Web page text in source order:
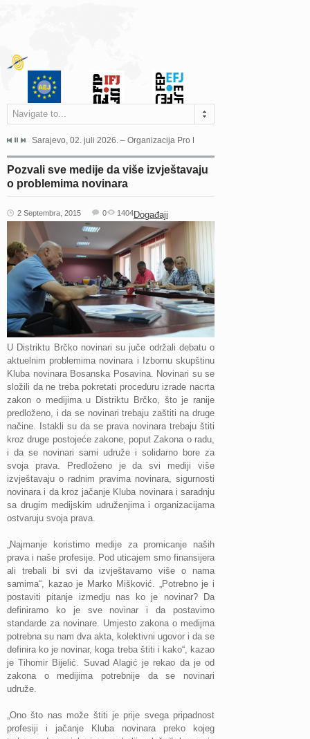
Navigate to...
Grada Sarajeva povodom Dana Sarajeva dugogodišnjoj...
Sarajevo, 02. juli 2026. – Organizacija Pro Educa juče je uspješno
Pozvali sve medije da više izvještavaju
o problemima novinara
2 Septembra, 2015 Događaji
0 1404
U Distriktu Brčko novinari su juče održali debatu o
aktuelnim problemima novinara i Izbornu skupštinu
Kluba novinara Bosanska Posavina. Novinari su se
složili da ne treba pokretati proceduru izrade nacrta
zakon o medijima u Distriktu Brčko, što je ranije
predloženo, i da se novinari trebaju zaštiti na druge
načine. Istakli su da se prava novinara trebaju štiti
kroz druge postojeće zakone, poput Zakona o radu,
i da se novinari sami udruže i solidarno bore za
svoja prava. Predloženo je da svi mediji više
izvještavaju o radnim pravima novinara, sigurnosti
novinara i da kroz jačanje Kluba novinara i saradnju
sa drugim medijskim udruženjima i organizacijama
ostvaruju svoja prava.
„Najmanje koristimo medije za promicanje naših
prava i naše profesije. Pod uticajem smo finansijera
ali trebali bi svi da izvještavamo više o nama
samima“, kazao je Marko Mišković. „Potrebno je i
postaviti pitanje izmedju nas ko je novinar? Da
definiramo ko je sve novinar i da postavimo
standarde za novinare. Umjesto zakona o medijma
potrebna su nam dva akta, kolektivni ugovor i da se
definira ko je novinar, koga treba štiti i kako“, kazao
je Tihomir Bijelić. Suvad Alagić je rekao da je od
zakona o medijima potrebnije da se novinari
udruže.
„Ono što nas može štiti je prije svega pripadnost
profesiji i jačanje Kluba novinara preko kojeg